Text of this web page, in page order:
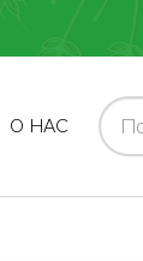
О НАС